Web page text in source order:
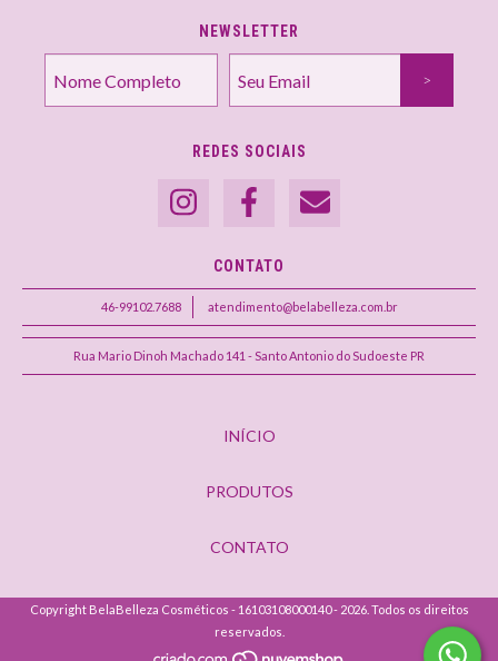
NEWSLETTER
REDES SOCIAIS
CONTATO
46-99102.7688 atendimento@belabelleza.com.br
Rua Mario Dinoh Machado 141 - Santo Antonio do Sudoeste PR
INÍCIO
PRODUTOS
CONTATO
Copyright BelaBelleza Cosméticos - 16103108000140 - 2026. Todos os direitos
reservados.